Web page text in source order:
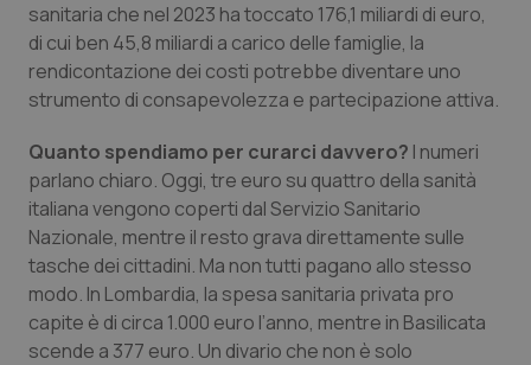
Calabria
Campania
Emilia-Romagna
Friuli Venezia Giulia
Lazio
Liguria
Asma & BPCO
Car-T
Colesterolo & coronaropatie
Dermatite Atopica
Diabete & glucometri
Disturbi dell’umore
sanitaria che nel 2023 ha toccato 176,1 miliardi di euro,
di cui ben 45,8 miliardi a carico delle famiglie, la
rendicontazione dei costi potrebbe diventare uno
strumento di consapevolezza e partecipazione attiva.
Quanto spendiamo per curarci davvero? I numeri
parlano chiaro. Oggi, tre euro su quattro della sanità
italiana vengono coperti dal Servizio Sanitario
Nazionale, mentre il resto grava direttamente sulle
tasche dei cittadini. Ma non tutti pagano allo stesso
modo. In Lombardia, la spesa sanitaria privata pro
capite è di circa 1.000 euro l’anno, mentre in Basilicata
scende a 377 euro. Un divario che non è solo